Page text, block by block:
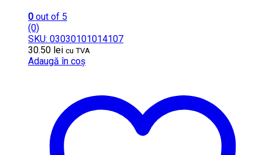
0 out of 5
(0)
SKU: 03030101014107
30.50 lei cu TVA
Adaugă în coș